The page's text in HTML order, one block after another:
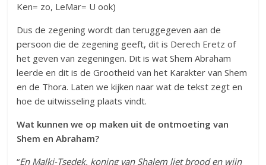
Ken= zo, LeMar= U ook)
Dus de zegening wordt dan teruggegeven aan de
persoon die de zegening geeft, dit is Derech Eretz of
het geven van zegeningen. Dit is wat Shem Abraham
leerde en dit is de Grootheid van het Karakter van Shem
en de Thora. Laten we kijken naar wat de tekst zegt en
hoe de uitwisseling plaats vindt.
Wat kunnen we op maken uit de ontmoeting van
Shem en Abraham?
“En Malki-Tsedek, koning van Shalem liet brood en wijn